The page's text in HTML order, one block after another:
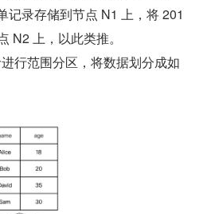
记录存储到节点 N1 上，将 201
N2 上，以此类推。
行范围分区，将数据划分成如